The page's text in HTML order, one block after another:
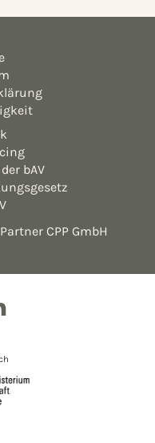
bAV
CPP GmbH